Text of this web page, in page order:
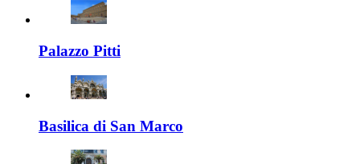
Palazzo Pitti
Basilica di San Marco